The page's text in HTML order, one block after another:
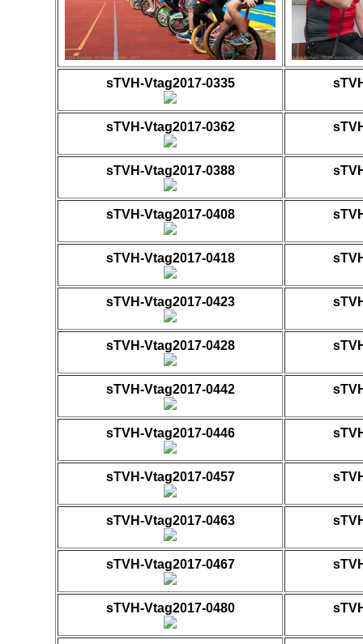
sTVH-Vtag2017-0335
sTVH-Vtag2017-0362
sTVH-Vtag2017-0388
sTVH-Vtag2017-0408
sTVH-Vtag2017-0418
sTVH-Vtag2017-0423
sTVH-Vtag2017-0428
sTVH-Vtag2017-0442
sTVH-Vtag2017-0446
sTVH-Vtag2017-0457
sTVH-Vtag2017-0463
sTVH-Vtag2017-0467
sTVH-Vtag2017-0480